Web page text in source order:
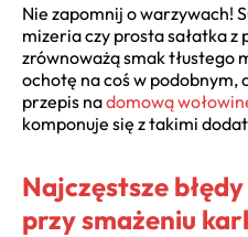
Nie zapomnij o warzywach!
mizeria czy prosta sałatka
zrównoważą smak tłustego
ochotę na coś w podobnym,
przepis nadomową
komponuje się z takimi
Najczęstsze
przy smażeniu